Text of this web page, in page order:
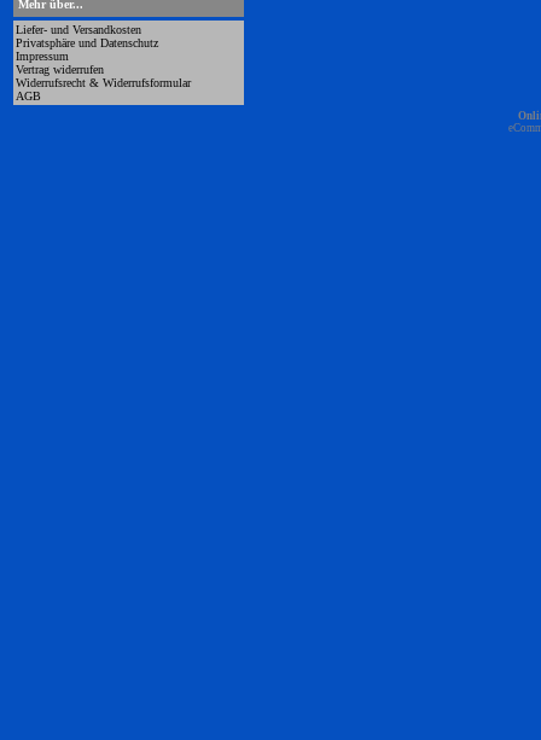
Mehr über...
Liefer- und Versandkosten
Privatsphäre und Datenschutz
Impressum
Vertrag widerrufen
Widerrufsrecht & Widerrufsformular
AGB